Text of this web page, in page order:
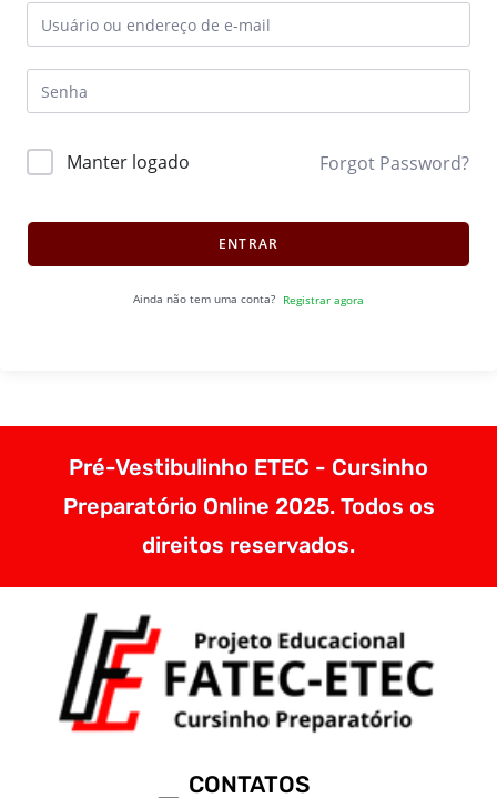
Manter logado Forgot Password?
ENTRAR
Ainda não tem uma conta? Registrar agora
Pré-Vestibulinho ETEC - Cursinho
Preparatório Online 2025. Todos os
direitos reservados.
CONTATOS